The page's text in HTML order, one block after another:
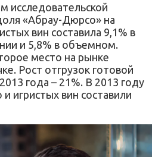
исследовательской
«Абрау-Дюрсо» на
вин составила 9,1% в
и 5,8% в объемном.
место на рынке
Рост отгрузок готовой
года – 21%. В 2013 году
игристых вин составили